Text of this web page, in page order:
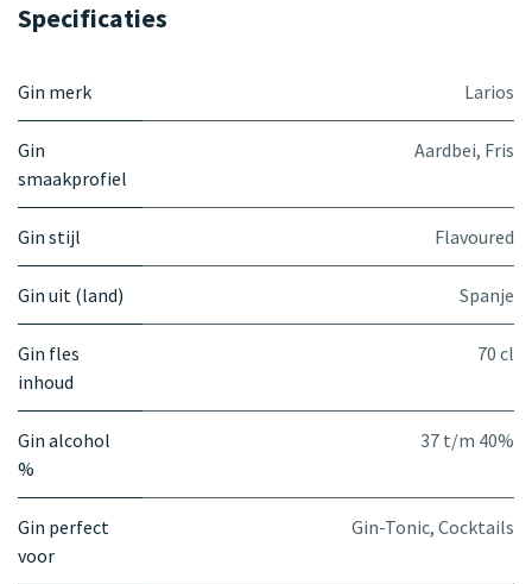
Specificaties
Gin merk Larios
Gin
smaakprofiel
Aardbei, Fris
Gin stijl Flavoured
Gin uit (land) Spanje
Gin fles
inhoud
70 cl
Gin alcohol
%
37 t/m 40%
Gin perfect
voor
Gin-Tonic, Cocktails